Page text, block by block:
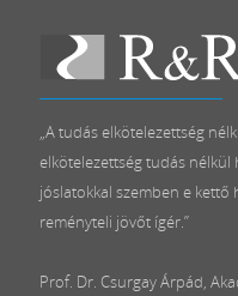
„A tudás elkötelezettség
elkötelezettség tudás nélkül
jóslatokkal szemben e
reményteli jövőt ígér.”
Prof. Dr. Csurgay Árpád,